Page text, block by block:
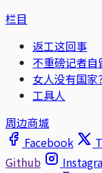
栏目
返工这回事
不重磅记者自
女人没有国家
工具人
周边商城
Facebook
Github